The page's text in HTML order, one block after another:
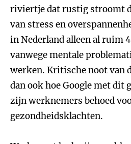
riviertje dat rustig stroomt
van stress en
in Nederland alleen al ruim
vanwege mentale
werken. Kritische noot van
dan ook hoe Google met dit
zijn werknemers behoed
gezondheidsklachten.